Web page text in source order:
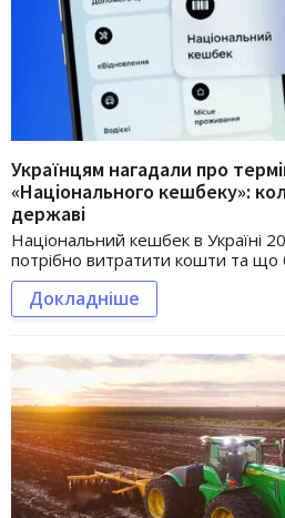
Українцям нагадали про
«Національного кешбеку»:
державі
Національний кешбек в Україні
потрібно витратити кошти та що
Докладніше